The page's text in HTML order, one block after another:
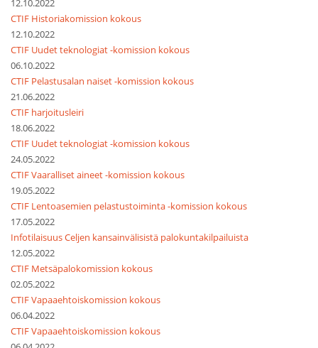
12.10.2022
CTIF Historiakomission kokous
12.10.2022
CTIF Uudet teknologiat -komission kokous
06.10.2022
CTIF Pelastusalan naiset -komission kokous
21.06.2022
CTIF harjoitusleiri
18.06.2022
CTIF Uudet teknologiat -komission kokous
24.05.2022
CTIF Vaaralliset aineet -komission kokous
19.05.2022
CTIF Lentoasemien pelastustoiminta -komission kokous
17.05.2022
Infotilaisuus Celjen kansainvälisistä palokuntakilpailuista
12.05.2022
CTIF Metsäpalokomission kokous
02.05.2022
CTIF Vapaaehtoiskomission kokous
06.04.2022
CTIF Vapaaehtoiskomission kokous